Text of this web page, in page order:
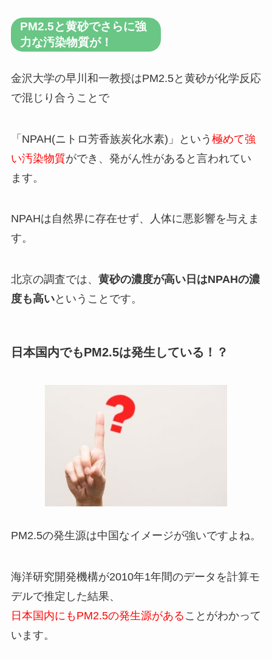
PM2.5と黄砂でさらに強
力な汚染物質が！
金沢大学の早川和一教授はPM2.5と黄砂が化学反応
で混じり合うことで
「NPAH(ニトロ芳香族炭化水素)」という 極めて強
い汚染物質ができ、 発がん性があると言われてい
ます。
NPAHは自然界に存在せず、人体に悪影響を与えま
す。
北京の調査では、 黄砂の濃度が高い日はNPAHの濃
度も高いということです。
日本国内でもPM2.5は発生している！？
PM2.5の発生源は中国なイメージが強いですよね。
海洋研究開発機構が2010年1年間のデータを計算モ
デルで推定した結果、
日本国内にもPM2.5の発生源がある ことがわかって
います。